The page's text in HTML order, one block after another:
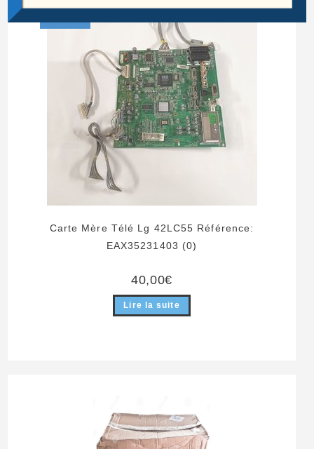
Carte Mère Télé Lg 42LC55 Référence:
EAX35231403 (0)
40,00€
Lire la suite